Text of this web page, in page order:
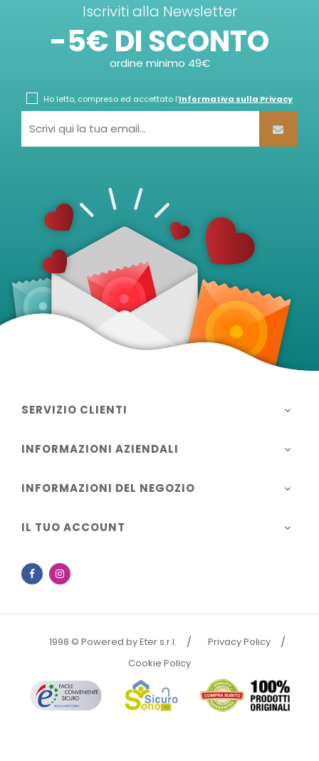
Iscriviti alla Newsletter
-5€ DI SCONTO
ordine minimo 49€
Ho letto, compreso ed accettato l'Informativa sulla Privacy
SERVIZIO CLIENTI 
INFORMAZIONI AZIENDALI 
INFORMAZIONI DEL NEGOZIO 
IL TUO ACCOUNT 
Facebook
1998 © Powered by Eter s.r.l.
Privacy Policy
Cookie Policy